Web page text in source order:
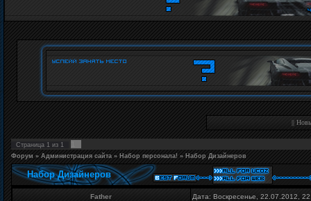
||
Страница 1 из 1
Форум » Администрация сайта » Набор персонала! » Набор Дизайнеров
Набор Дизайнеров
Father Дата: Воскресенье, 22.07.2012,